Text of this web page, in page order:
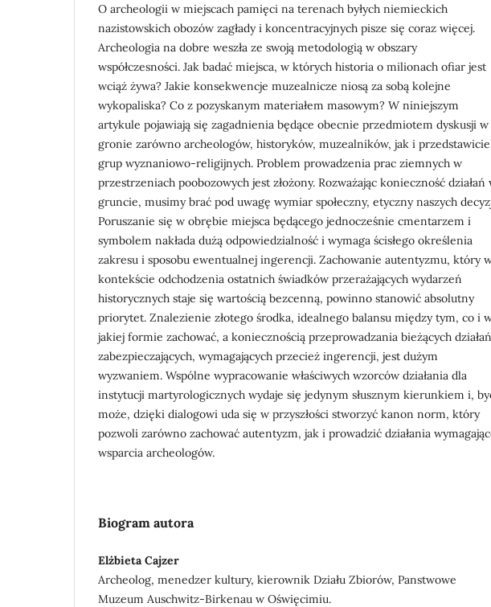
O archeologii w miejscach pamięci na terenach byłych niemieckich
nazistowskich obozów zagłady i koncentracyjnych pisze się coraz więcej.
Archeologia na dobre weszła ze swoją metodologią w obszary
współczesności. Jak badać miejsca, w których historia o milionach ofiar jest
wciąż żywa? Jakie konsekwencje muzealnicze niosą za sobą kolejne
wykopaliska? Co z pozyskanym materiałem masowym? W niniejszym
artykule pojawiają się zagadnienia będące obecnie przedmiotem dyskusji w
gronie zarówno archeologów, historyków, muzealników, jak i
grup wyznaniowo-religijnych. Problem prowadzenia prac ziemnych w
przestrzeniach poobozowych jest złożony. Rozważając konieczność działań
gruncie, musimy brać pod uwagę wymiar społeczny, etyczny naszych
Poruszanie się w obrębie miejsca będącego jednocześnie cmentarzem i
symbolem nakłada dużą odpowiedzialność i wymaga ścisłego określenia
zakresu i sposobu ewentualnej ingerencji. Zachowanie autentyzmu, który
kontekście odchodzenia ostatnich świadków przerażających wydarzeń
historycznych staje się wartością bezcenną, powinno stanowić absolutny
priorytet. Znalezienie złotego środka, idealnego balansu między tym, co i
jakiej formie zachować, a koniecznością przeprowadzania bieżących działań
zabezpieczających, wymagających przecież ingerencji, jest dużym
wyzwaniem. Wspólne wypracowanie właściwych wzorców działania dla
instytucji martyrologicznych wydaje się jedynym słusznym kierunkiem i,
może, dzięki dialogowi uda się w przyszłości stworzyć kanon norm, który
pozwoli zarówno zachować autentyzm, jak i prowadzić działania
wsparcia archeologów.
Biogram autora
Elżbieta Cajzer
Archeolog, menedzer kultury, kierownik Działu Zbiorów, Panstwowe
Muzeum Auschwitz-Birkenau w Oświęcimiu.